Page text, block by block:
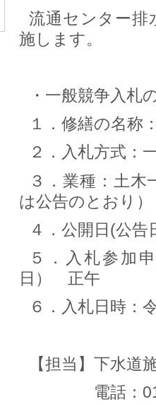
流通センター排
施します。
・一般競争入札
１．修繕の名称
２．入札方式：
３．業種：土
は公告のとおり）
４．公開日(公
５．入札参加
日） 正午
６．入札日時：
【担当】下水道
電話：019-